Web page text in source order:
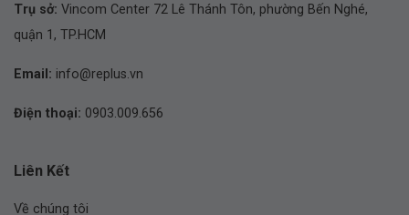
Trụ sở: Vincom Center 72 Lê Thánh Tôn, phường Bến Nghé,
quận 1, TP.HCM
Email: info@replus.vn
Điện thoại: 0903.009.656
Liên Kết
Về chúng tôi